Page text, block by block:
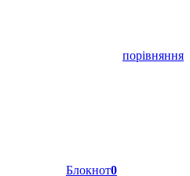
порівняння
Блокнот0